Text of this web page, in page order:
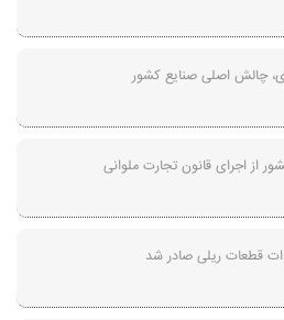
چالش اصلی صنایع کشور
از اجرای قانون تجارت ملوانی
قطعات ریلی صادر شد